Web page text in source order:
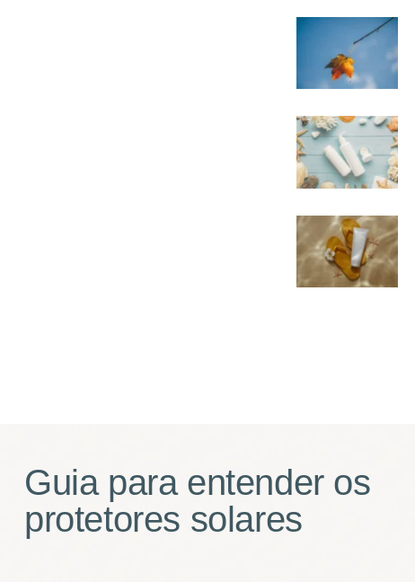
Guia para entender os
protetores solares